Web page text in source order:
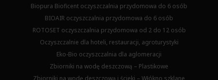
Biopura Bioficent oczyszczalnia przydomowa do 6 osób
BIOAIR oczyszczalnia przydomowa do 6 osób
ROTOSET oczyszczalnia przydomowa od 2 do 12 osób
Oczyszczalnie dla hoteli, restauracji, agroturystyki
Eko-Bio oczyszczalnia dla aglomeracji
Zbiorniki na wodę deszczową – Plastikowe
Zbiorniki na wodę deszczową i ścieki – Włókno szklane